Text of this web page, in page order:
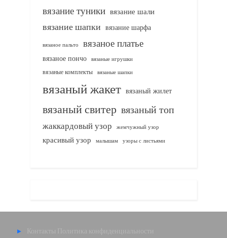
вязание туники вязание шали
вязание шапки вязание шарфа
вязаное пальто вязаное платье
вязаное пончо вязаные игрушки
вязаные комплекты
вязаные шапки
вязаный жакет вязаный жилет
вязаный свитер вязаный топ
жаккардовый узор жемчужный узор
красивый узор малышам узоры с листьями
Контакты Политика конфиденциальности